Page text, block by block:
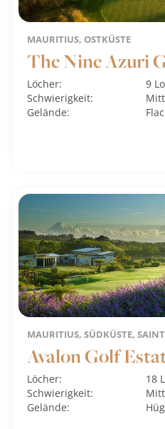
MAURITIUS, OSTKÜSTE
The Nine Azuri
Löcher:
9
Schwierigkeit:
Gelände:
MAURITIUS, SÜDKÜSTE,
Avalon Golf
Löcher:
18
Schwierigkeit:
Gelände: